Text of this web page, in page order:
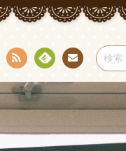
RSS Fee
dly
い合
わせ